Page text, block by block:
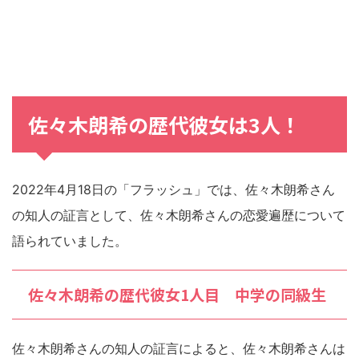
佐々木朗希の歴代彼女は3人！
2022年4月18日の「フラッシュ」では、佐々木朗希さん
の知人の証言として、佐々木朗希さんの恋愛遍歴について
語られていました。
佐々木朗希の歴代彼女1人目 中学の同級生
佐々木朗希さんの知人の証言によると、佐々木朗希さんは